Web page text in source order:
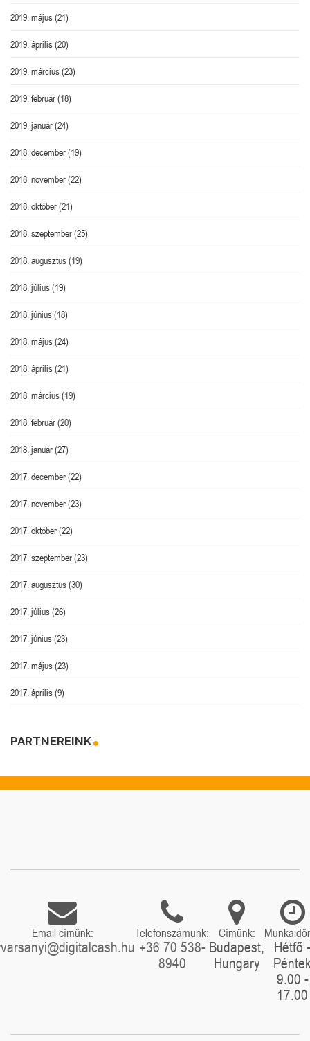
2019. május(21)
2019. április(20)
2019. március(23)
2019. február(18)
2019. január(24)
2018. december(19)
2018. november(22)
2018. október(21)
2018. szeptember(25)
2018. augusztus(19)
2018. július(19)
2018. június(18)
2018. május(24)
2018. április(21)
2018. március(19)
2018. február(20)
2018. január(27)
2017. december(22)
2017. november(23)
2017. október(22)
2017. szeptember(23)
2017. augusztus(30)
2017. július(26)
2017. június(23)
2017. május(23)
2017. április(9)
PARTNEREINK
Email címünk: Telefonszámunk:
+36 70 538-
8940
Címünk:
Budapest,
Hungary
Hétfő -
9.00 -
17.00